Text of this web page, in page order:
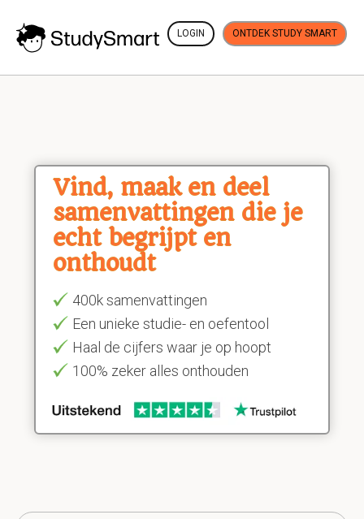
LOGIN ONTDEK STUDY SMART
Vind, maak en deel
samenvattingen die je
echt begrijpt en
onthoudt
400k samenvattingen
Een unieke studie- en oefentool
Haal de cijfers waar je op hoopt
100% zeker alles onthouden